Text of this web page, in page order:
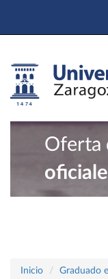
Oferta
Inicio
Graduado